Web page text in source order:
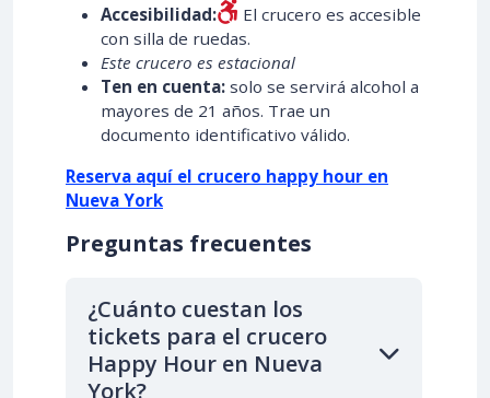
Accesibilidad:
El crucero es accesible
con silla de ruedas.
Este crucero es estacional
Ten en cuenta: solo se servirá alcohol a
mayores de 21 años. Trae un
documento identificativo válido.
Reserva aquí el crucero happy hour en
Nueva York
Preguntas frecuentes
¿Cuánto cuestan los
tickets para el crucero
Happy Hour en Nueva
York?